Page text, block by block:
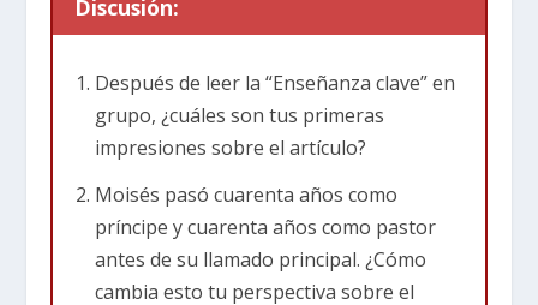
príncipe en Egipto hasta pastor en el desierto y
Dios usa a personas comunes y con fallas para
cumplir propósitos extraordinarios mediante la
fe y la obediencia.
La vida temprana de un príncipe escondido
La historia de Moisés comienza en un momento
Discusión:
Después de leer la “Enseñanza clave” en
grupo, ¿cuáles son tus primeras
impresiones sobre el artículo?
Moisés pasó cuarenta años como
príncipe y cuarenta años como pastor
antes de su llamado principal. ¿Cómo
cambia esto tu perspectiva sobre el